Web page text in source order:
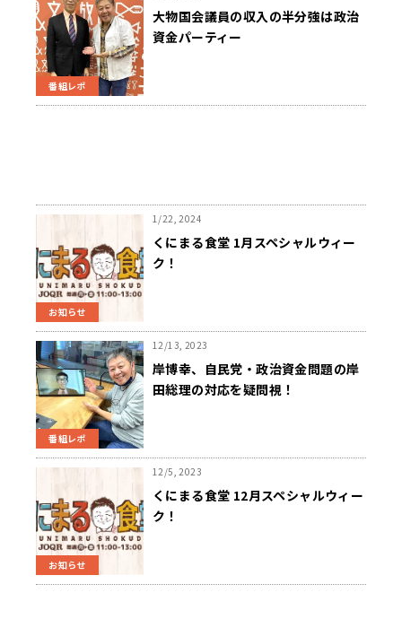
番組レポ
大物国会議員の収入の半分強は政治
資金パーティー
お知らせ
1/22, 2024
くにまる食堂 1月スペシャルウィー
ク！
番組レポ
12/13, 2023
岸博幸、自民党・政治資金問題の岸
田総理の対応を疑問視！
お知らせ
12/5, 2023
くにまる食堂 12月スペシャルウィー
ク！